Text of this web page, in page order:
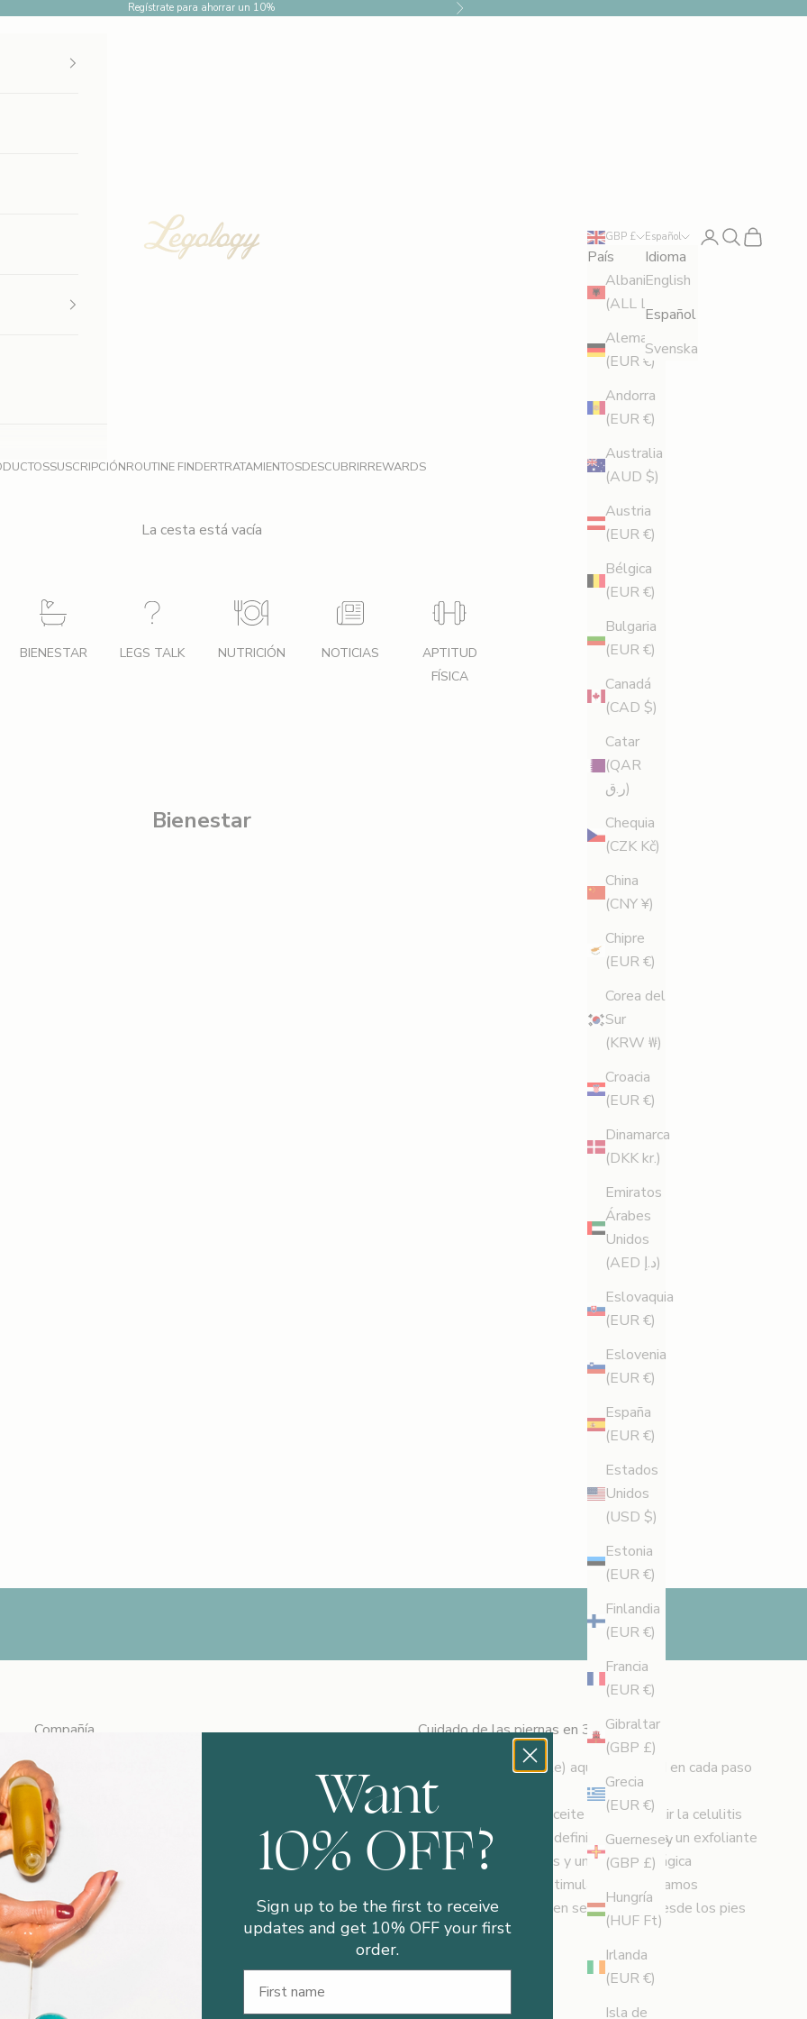
Regístrate para ahorrar un 10% Siguiente
Legology
SUSCRIPCIÓNROUTINE FINDERTRATAMIENTOSDESCUBRIRREWARDS
GBP £
País
Albania
(ALL L)
Alemania
(EUR €)
Andorra
(EUR €)
Australia
(AUD $)
Austria
(EUR €)
Bélgica
(EUR €)
Bulgaria
(EUR €)
Canadá
(CAD $)
Catar
(QAR
ر.ق)
Chequia
(CZK Kč)
China
(CNY ¥)
Chipre
(EUR €)
Corea del
Sur
(KRW ₩)
Croacia
(EUR €)
Dinamarca
(DKK kr.)
Emiratos
Árabes
Unidos
(AED د.إ)
Eslovaquia
(EUR €)
Eslovenia
(EUR €)
España
(EUR €)
Estados
Unidos
(USD $)
Estonia
(EUR €)
Finlandia
(EUR €)
Francia
(EUR €)
Gibraltar
(GBP £)
Grecia
(EUR €)
Guernesey
(GBP £)
Hungría
(HUF Ft)
Irlanda
(EUR €)
Isla de
Español
Idioma
English
Español
Svenska
Iniciar sesión
Buscar
Cesta
La cesta está vacía
BIENESTAR LEGS TALK NUTRICIÓN NOTICIAS
APTITUD
FÍSICA
Bienestar
Compañía
SOBRE NOSOTROS
ESTILO LITE
PROGRAMA DE AFILIACIÓN
SPAS
DISPONIBLES
TÉRMINOS DE SERVICIO
Cuidado de las piernas en 360°
Estamos (literalmente) aquí para usted en cada paso
del camino.
Desde un poderoso aceite para combatir la celulitis
hasta una crema para definir los glúteos, un exfoliante
con brillo de dos sales y una mezcla mágica
desinflamante que estimula la linfa, creamos
productos que
hacen sentir genial desde los pies
hacia arriba.
Want
10% OFF?
Sign up to be the first to receive
updates and get 10% OFF your first
order.